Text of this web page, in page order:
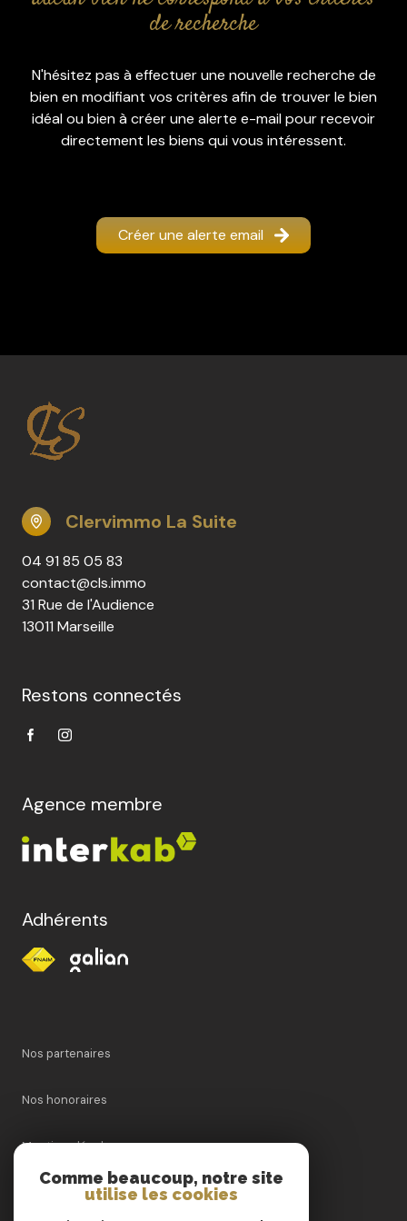
contact
de recherche
N'hésitez pas à effectuer une nouvelle recherche de
bien en modifiant vos critères afin de trouver le bien
idéal ou bien à créer une alerte e-mail pour recevoir
directement les biens qui vous intéressent.
Créer une alerte email
Clervimmo La Suite
04 91 85 05 83
contact@cls.immo
31 Rue de l'Audience
13011 Marseille
Restons connectés
Agence membre
Adhérents
Nos partenaires
Nos honoraires
Mentions légales
Comme beaucoup, notre site
utilise les cookies